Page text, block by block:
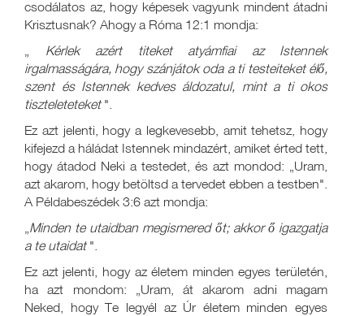
csodálatos az, hogy képesek vagyunk mindent átadni
Krisztusnak? Ahogy a Róma 12:1 mondja:
„ Kérlek azért titeket atyámfiai az Istennek
irgalmasságára, hogy szánjátok oda a ti testeiteket élő,
szent és Istennek kedves áldozatul, mint a ti okos
tiszteleteteket ".
Ez azt jelenti, hogy a legkevesebb, amit tehetsz, hogy
kifejezd a háládat Istennek mindazért, amiket érted tett,
hogy átadod Neki a testedet, és azt mondod: „Uram,
azt akarom, hogy betöltsd a tervedet ebben a testben".
A Példabeszédek 3:6 azt mondja:
„Minden te utaidban megismered őt; akkor ő igazgatja
a te utaidat".
Ez azt jelenti, hogy az életem minden egyes területén,
ha azt mondom: „Uram, át akarom adni magam
Neked, hogy Te legyél az Úr életem minden egyes